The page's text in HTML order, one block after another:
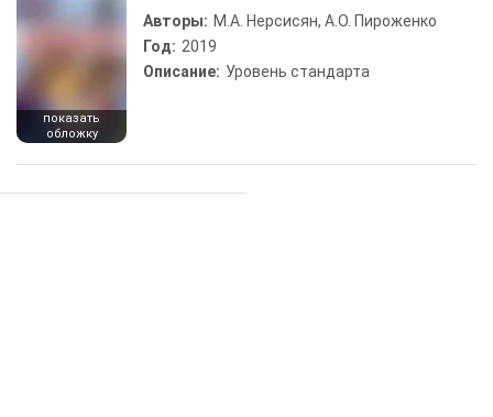
показать
обложку
Авторы: М.А. Нерсисян, А.О. Пироженко
Год: 2019
Описание: Уровень стандарта